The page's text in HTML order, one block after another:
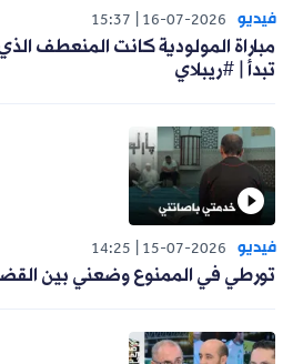
فيديو 16-07-2026
15:37
مباراة المولودية كانت المنعطف
تبدأ | #ريبلاي
فيديو 15-07-2026
14:25
تورطي في الممنوع وضعني بين